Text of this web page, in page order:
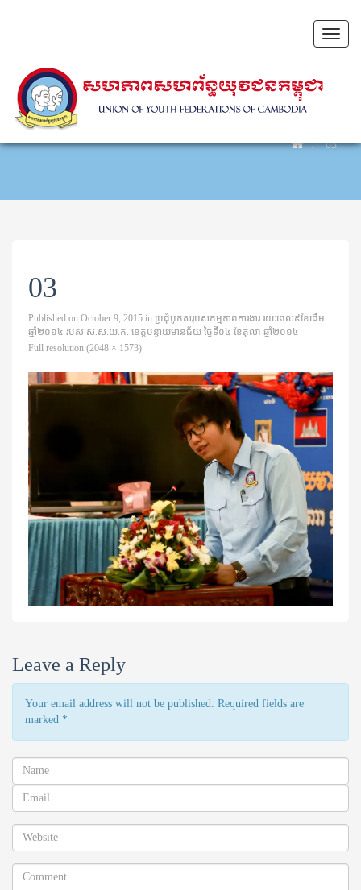
Toggle
03
03
Published on October 9, 2015 in ប្រជុំបូកសរុបសកម្មភាពការងារ រយៈពេល៩ខែដើម
ឆ្នាំ២០១៤ របស់ ស.ស.យ.ក. ខេត្តបន្ទាយមានជ័យ ថ្ងៃទី០៤ ខែតុលា ឆ្នាំ២០១៤
Full resolution (2048 × 1573)
Leave a Reply
Your email address will not be published. Required fields are
marked *